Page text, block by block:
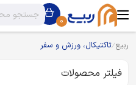
0
ربیع تاکتیکال، ورزش و سفر
فیلتر محصولات